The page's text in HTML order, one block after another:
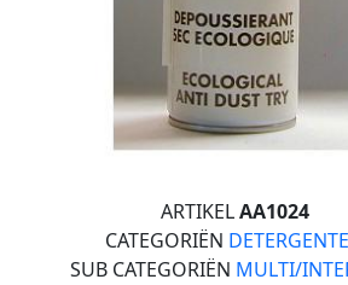
ARTIKELAA1024
CATEGORIËN
SUB CATEGORIËN MULTI/